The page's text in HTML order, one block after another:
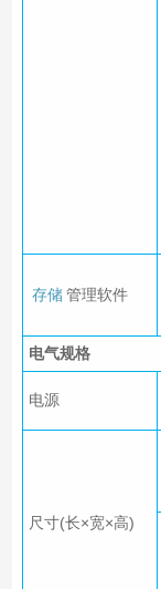
存储 管理软件
电气规格
电源
尺寸(长×宽×高)